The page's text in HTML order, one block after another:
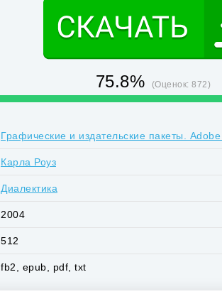
75.8% (Оценок:872)
Графические и издательские пакеты.
Карла Роуз
Диалектика
2004
512
fb2, epub, pdf, txt